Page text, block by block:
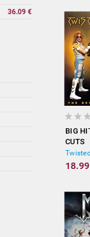
36.09 €
BIG
CUTS